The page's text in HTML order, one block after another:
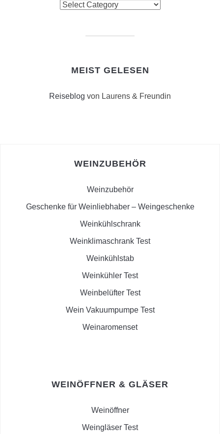
MEIST GELESEN
Reiseblog von Laurens & Freundin
WEINZUBEHÖR
Weinzubehör
Geschenke für Weinliebhaber – Weingeschenke
Weinkühlschrank
Weinklimaschrank Test
Weinkühlstab
Weinkühler Test
Weinbelüfter Test
Wein Vakuumpumpe Test
Weinaromenset
WEINÖFFNER & GLÄSER
Weinöffner
Weingläser Test